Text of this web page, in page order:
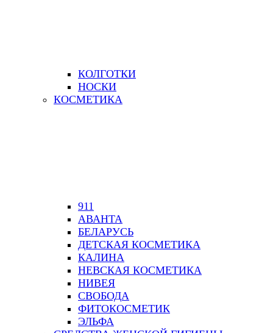
КОЛГОТКИ
НОСКИ
КОСМЕТИКА
911
АВАНТА
БЕЛАРУСЬ
ДЕТСКАЯ КОСМЕТИКА
КАЛИНА
НЕВСКАЯ КОСМЕТИКА
НИВЕЯ
СВОБОДА
ФИТОКОСМЕТИК
ЭЛЬФА